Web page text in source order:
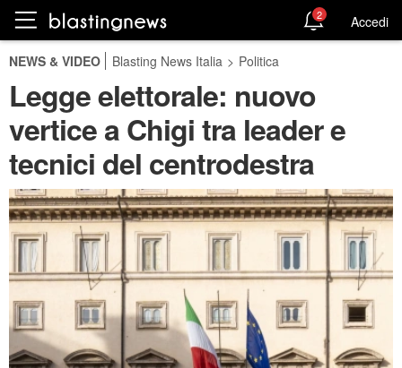
2 Accedi
NEWS & VIDEO Blasting News Italia > Politica
Legge elettorale: nuovo
vertice a Chigi tra leader e
tecnici del centrodestra